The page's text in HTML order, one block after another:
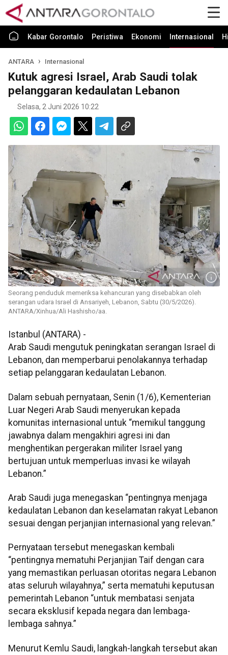
Kabar Gorontalo Peristiwa Ekonomi Internasional
ANTARA Internasional
Kutuk agresi Israel, Arab Saudi tolak
pelanggaran kedaulatan Lebanon
Selasa, 2 Juni 2026 10:22
Seorang penduduk memeriksa kehancuran yang disebabkan oleh
serangan udara Israel di Ansariyeh, Lebanon, Sabtu (30/5/2026).
ANTARA/Xinhua/Ali Hashisho/aa.
Istanbul (ANTARA) -
Arab Saudi mengutuk peningkatan serangan Israel di
Lebanon, dan memperbarui penolakannya terhadap
setiap pelanggaran kedaulatan Lebanon.
Dalam sebuah pernyataan, Senin (1/6), Kementerian
Luar Negeri Arab Saudi menyerukan kepada
komunitas internasional untuk “memikul tanggung
jawabnya dalam mengakhiri agresi ini dan
menghentikan pergerakan militer Israel yang
bertujuan untuk memperluas invasi ke wilayah
Lebanon.”
Arab Saudi juga menegaskan “pentingnya menjaga
kedaulatan Lebanon dan keselamatan rakyat Lebanon
sesuai dengan perjanjian internasional yang relevan.”
Pernyataan tersebut menegaskan kembali
“pentingnya mematuhi Perjanjian Taif dengan cara
yang memastikan perluasan otoritas negara Lebanon
atas seluruh wilayahnya,” serta mematuhi keputusan
pemerintah Lebanon “untuk membatasi senjata
secara eksklusif kepada negara dan lembaga-
lembaga sahnya.”
Menurut Kemlu Saudi, langkah-langkah tersebut akan